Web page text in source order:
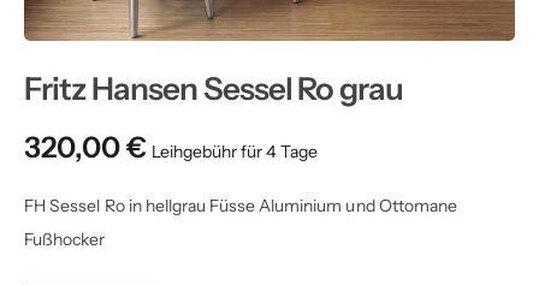
Fritz Hansen Sessel Ro grau
320,00€
FH Sessel Ro in hellgrau Füsse Aluminium und Ottomane
Fußhocker